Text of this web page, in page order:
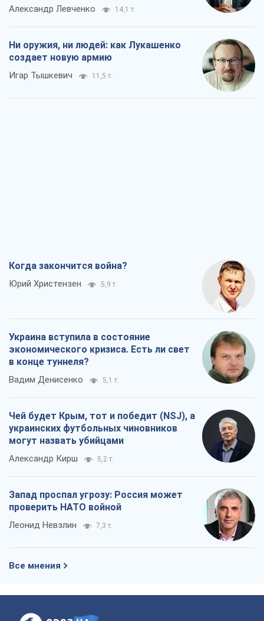
Александр Левченко 14,1 т.
Ни оружия, ни людей: как Лукашенко
создает новую армию
Игар Тышкевич 11,5 т.
Когда закончится война?
Юрий Христензен 5,9 т.
Украина вступила в состояние
экономического кризиса. Есть ли свет
в конце туннеля?
Вадим Денисенко 5,1 т.
Чей будет Крым, тот и победит (NSJ), а
украинских футбольных чиновников
могут назвать убийцами
Александр Кирш 5,2 т.
Запад проспал угрозу: Россия может
проверить НАТО войной
Леонид Невзлин 7,3 т.
Все мнения